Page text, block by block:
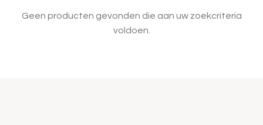
Geen producten gevonden die aan uw zoekcriteria
voldoen.